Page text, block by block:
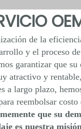
de la
y el proceso
garantizar que su
atractivo y
a largo plazo,
reembolsar
que su
es nuestra